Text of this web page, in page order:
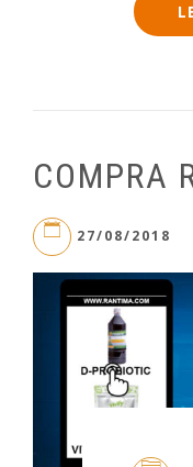
COMPRA
27/08/2018